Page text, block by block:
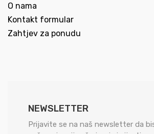
O nama
Kontakt formular
Zahtjev za ponudu
NEWSLETTER
Prijavite se na naš newsletter da